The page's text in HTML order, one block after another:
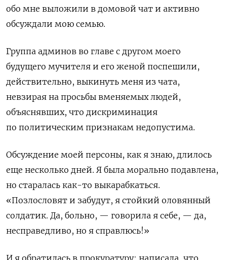
обо мне выложили в домовой чат и активно
обсуждали мою семью.
Группа админов во главе с другом моего
будущего мучителя и его женой поспешили,
действительно, выкинуть меня из чата,
невзирая на просьбы вменяемых людей,
объяснявших, что дискриминация
по политическим признакам недопустима.
Обсуждение моей персоны, как я знаю, длилось
еще несколько дней. Я была морально подавлена,
но старалась как-то выкарабкаться.
«Позлословят и забудут, я стойкий оловянный
солдатик. Да, больно, — говорила я себе, — да,
несправедливо, но я справлюсь!»
И я обратилась в прокуратуру: написала, что